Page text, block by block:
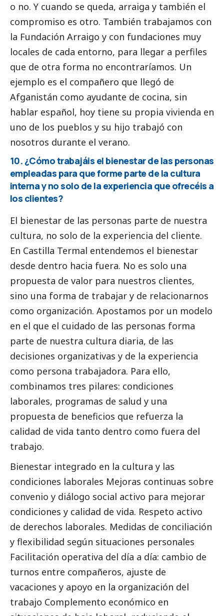
o no. Y cuando se queda, arraiga y también el
compromiso es otro. También trabajamos con
la Fundación Arraigo y con fundaciones muy
locales de cada entorno, para llegar a perfiles
que de otra forma no encontraríamos. Un
ejemplo es el compañero que llegó de
Afganistán como ayudante de cocina, sin
hablar español, hoy tiene su propia vivienda en
uno de los pueblos y su hijo trabajó con
nosotros durante el verano.
10. ¿Cómo trabajáis el bienestar de las personas
empleadas para que forme parte de la cultura
interna y no solo de la experiencia que ofrecéis a
los clientes?
El bienestar de las personas parte de nuestra
cultura, no solo de la experiencia del cliente.
En Castilla Termal entendemos el bienestar
desde dentro hacia fuera. No es solo una
propuesta de valor para nuestros clientes,
sino una forma de trabajar y de relacionarnos
como organización. Apostamos por un modelo
en el que el cuidado de las personas forma
parte de nuestra cultura diaria, de las
decisiones organizativas y de la experiencia
como persona trabajadora. Para ello,
combinamos tres pilares: condiciones
laborales, programas de salud y una
propuesta de beneficios que refuerza la
calidad de vida tanto dentro como fuera del
trabajo.
Bienestar integrado en la cultura y las
condiciones laborales Mejoras continuas sobre
convenio y diálogo social activo para mejorar
condiciones y calidad de vida. Respeto activo
de derechos laborales. Medidas de conciliación
y flexibilidad según situaciones personales
Facilitación operativa del día a día: cambio de
turnos entre compañeros, ajuste de
vacaciones y apoyo en la organización del
trabajo Complemento económico en